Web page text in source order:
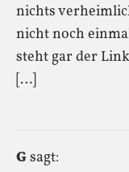
nichts
nicht noch
steht gar der
[…]
G sagt: